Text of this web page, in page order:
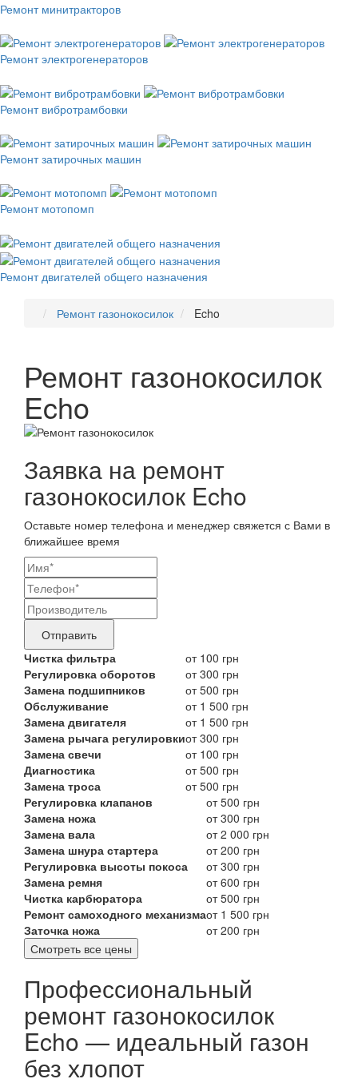
Ремонт минитракторов
Ремонт электрогенераторов
Ремонт вибротрамбовки
Ремонт затирочных машин
Ремонт мотопомп
Ремонт двигателей общего назначения
Ремонт газонокосилок Echo
Ремонт газонокосилок
Echo
Заявка на ремонт
газонокосилок Echo
Оставьте номер телефона и менеджер свяжется с Вами в
ближайшее время
Ваши
контактные
данные
Название
бренда
продукта,
требующего
ремонта
Отправить
Чистка фильтра
от 100 грн
Регулировка оборотов
от 300 грн
Замена подшипников
от 500 грн
Обслуживание
от 1 500 грн
Замена двигателя
от 1 500 грн
Замена рычага регулировкиот 300 грн
Замена свечи
от 100 грн
Диагностика
от 500 грн
Замена троса
от 500 грн
Регулировка клапанов
от 500 грн
Замена ножа
от 300 грн
Замена вала
от 2 000 грн
Замена шнура стартера
от 200 грн
Регулировка высоты покоса
от 300 грн
Замена ремня
от 600 грн
Чистка карбюратора
от 500 грн
Ремонт самоходного механизмаот 1 500 грн
Заточка ножа
от 200 грн
Смотреть все цены
Профессиональный
ремонт газонокосилок
Echo — идеальный газон
без хлопот